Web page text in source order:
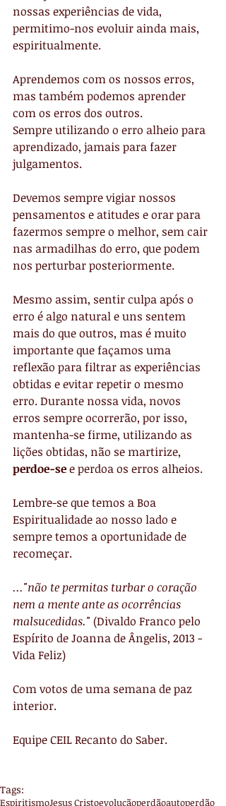
nossas experiências de vida,
permitimo-nos evoluir ainda mais,
espiritualmente.
Aprendemos com os nossos erros,
mas também podemos aprender
com os erros dos outros.
Sempre utilizando o erro alheio para
aprendizado, jamais para fazer
julgamentos.
Devemos sempre vigiar nossos
pensamentos e atitudes e orar para
fazermos sempre o melhor, sem cair
nas armadilhas do erro, que podem
nos perturbar posteriormente.
Mesmo assim, sentir culpa após o
erro é algo natural e uns sentem
mais do que outros, mas é muito
importante que façamos uma
reflexão para filtrar as experiências
obtidas e evitar repetir o mesmo
erro. Durante nossa vida, novos
erros sempre ocorrerão, por isso,
mantenha-se firme, utilizando as
lições obtidas, não se martirize,
perdoe-se e perdoa os erros alheios.
Lembre-se que temos a Boa
Espiritualidade ao nosso lado e
sempre temos a oportunidade de
recomeçar.
..."não te permitas turbar o coração
nem a mente ante as ocorrências
malsucedidas." (Divaldo Franco pelo
Espírito de Joanna de Ângelis, 2013 -
Vida Feliz)
Com votos de uma semana de paz
interior.
Equipe CEIL Recanto do Saber.
Tags:
EspiritismoJesus Cristoevoluçãoperdãoautoperdão